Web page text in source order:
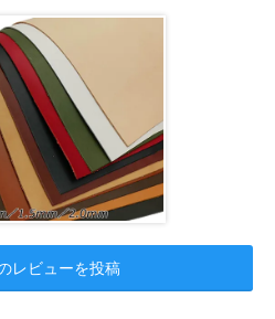
レビューを投稿